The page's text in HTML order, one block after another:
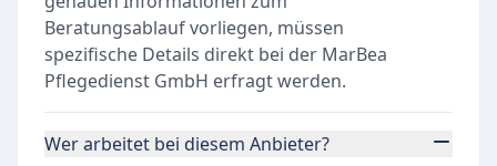
Beratungsablauf vorliegen, müssen
spezifische Details direkt bei der MarBea
Pflegedienst GmbH erfragt werden.
Wer arbeitet bei diesem Anbieter?